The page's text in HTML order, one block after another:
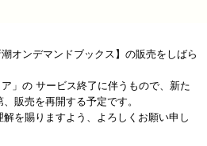
オンデマンドブックス】の販売をしばら
」の サービス終了に伴うもので、新た
販売を再開する予定です。
を賜りますよう、よろしくお願い申し